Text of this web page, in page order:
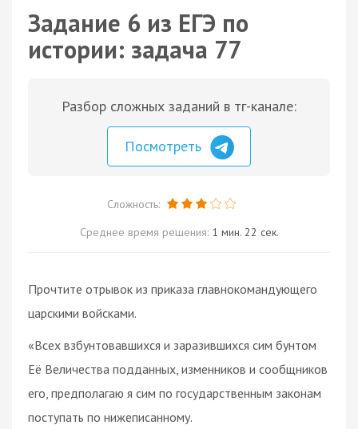
Задание 6 из ЕГЭ по
истории: задача 77
Разбор сложных заданий в тг-канале:
Посмотреть
Сложность:
Среднее время решения: 1 мин. 22 сек.
Прочтите отрывок из приказа главнокомандующего
царскими войсками.
«Всех взбунтовавшихся и заразившихся сим бунтом
Её Величества подданных, изменников и сообщников
его, предполагаю я сим по государственным законам
поступать по нижеписанному.